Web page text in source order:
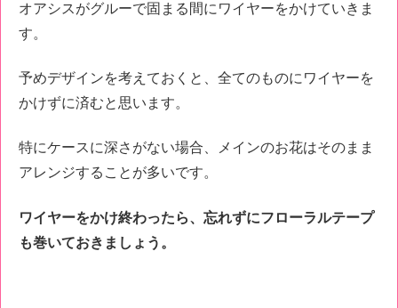
オアシスがグルーで固まる間にワイヤーをかけていきま
す。
予めデザインを考えておくと、全てのものにワイヤーを
かけずに済むと思います。
特にケースに深さがない場合、メインのお花はそのまま
アレンジすることが多いです。
ワイヤーをかけ終わったら、忘れずにフローラルテープ
も巻いておきましょう。